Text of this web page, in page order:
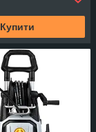
Купити